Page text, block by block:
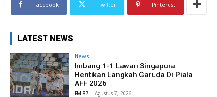
Facebook Twitter Pinterest
LATEST NEWS
News
Imbang 1-1 Lawan Singapura
Hentikan Langkah Garuda Di Piala
AFF 2026
FM 87 - Agustus 7, 2026